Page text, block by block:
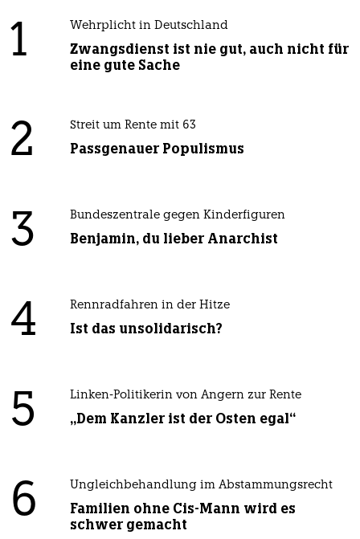
1 Wehrplicht in Deutschland
Zwangsdienst ist nie gut, auch nicht für
eine gute Sache
2 Streit um Rente mit 63
Passgenauer Populismus
3 Bundeszentrale gegen Kinderfiguren
Benjamin, du lieber Anarchist
4 Rennradfahren in der Hitze
Ist das unsolidarisch?
5 Linken-Politikerin von Angern zur Rente
„Dem Kanzler ist der Osten egal“
6 Ungleichbehandlung im Abstammungsrecht
Familien ohne Cis-Mann wird es
schwer gemacht